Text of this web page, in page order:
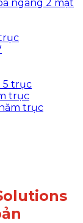
ngang 2 mặt
5 trục
trục
trục